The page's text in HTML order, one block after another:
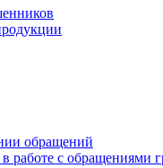
обращений
работе с обращениями